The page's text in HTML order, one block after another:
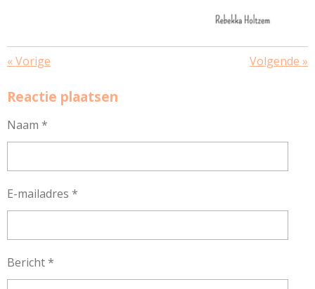
«Vorige Volgende »
Reactie plaatsen
Naam *
E-mailadres *
Bericht *